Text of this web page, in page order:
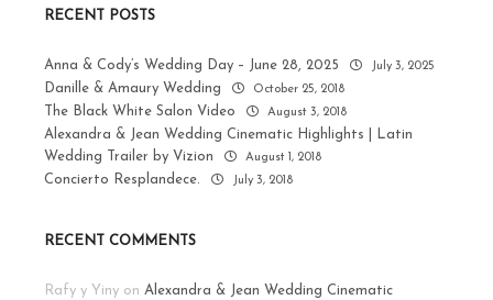
RECENT POSTS
Anna & Cody’s Wedding Day – June 28, 2025 July 3, 2025
Danille & Amaury Wedding October 25, 2018
The Black White Salon Video August 3, 2018
Alexandra & Jean Wedding Cinematic Highlights | Latin
Wedding Trailer by Vizion
August 1, 2018
Concierto Resplandece. July 3, 2018
RECENT COMMENTS
Rafy y Yiny on Alexandra & Jean Wedding Cinematic